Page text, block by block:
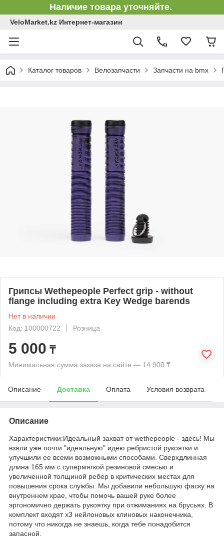
Наличие товара уточняйте.
VeloMarket.kz Интернет-магазин
Каталог товаров Велозапчасти Запчасти на bmx
Грипсы Wethepeople Perfect grip - without
flange including extra Key Wedge barends
Нет в наличии
Код: 100000722
Розница
5 000 ₸
Минимальная сумма заказа на сайте — 14 900 ₸
Описание Доставка Оплата Условия возврата
Описание
Характеристики:Идеальный захват от wethepeople - здесь! Мы
взяли уже почти "идеальную" идею ребристой рукоятки и
улучшили ее всеми возможными способами. Сверхдлинная
длина 165 мм с супермягкой резиновой смесью и
увеличенной толщиной ребер в критических местах для
повышения срока службы. Мы добавили небольшую фаску на
внутреннем крае, чтобы помочь вашей руке более
эргономично держать рукоятку при отжиманиях на брусьях. В
комплект входят x3 нейлоновых клиновых наконечника,
потому что никогда не знаешь, когда тебе понадобится
запасной.